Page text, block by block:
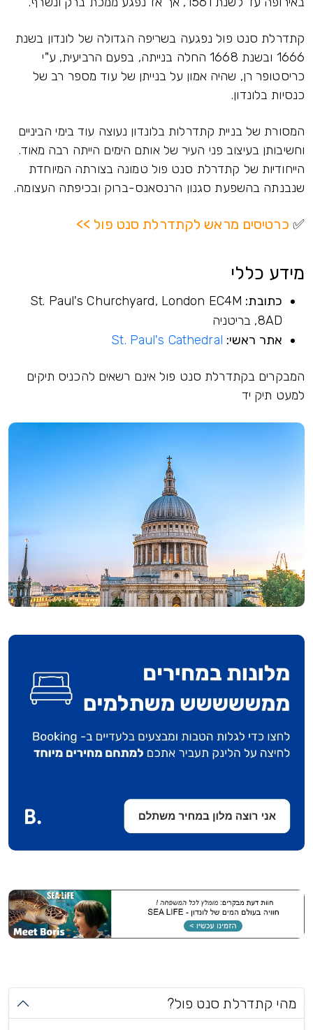
קתדרלת סנט פול נפגעה בשריפה הגדולה של לונדון בשנת
1666 ובשנת 1668 החלה בנייתה, בפעם הרביעית, ע"י
כריסטופר רן, שהיה אמון על בנייתן של עוד מספר רב של
כנסיות בלונדון.
המסורת של בניית קתדרלות בלונדון נעוצה עוד בימי הביניים
וחשיבותן בעיצוב פני העיר של אותם הימים הייתה רבה מאוד.
הייחודיות של קתדרלת סנט פול טמונה בצורתה המיוחדת
שנבנתה בהשפעת סגנון הרנסאנס-ברוק ובכיפתה העצומה.
✅ כרטיסים מראש לקתדרלת סנט פול >>
מידע כללי
כתובת: St. Paul's Churchyard, London EC4M
8AD, בריטניה
אתר ראשי: St. Paul's Cathedral
המבקרים בקתדרלת סנט פול אינם רשאים להכניס תיקים
למעט תיק יד
מהי קתדרלת סנט פול?